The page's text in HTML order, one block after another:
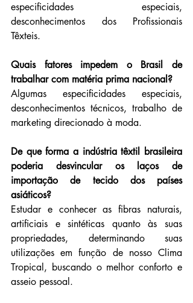
especificidades especiais,
desconhecimentos dos Profissionais
Têxteis.
Quais fatores impedem o Brasil de
trabalhar com matéria prima nacional?
Algumas especificidades especiais,
desconhecimentos técnicos, trabalho de
marketing direcionado à moda.
De que forma a indústria têxtil brasileira
poderia desvincular os laços de
importação de tecido dos países
asiáticos?
Estudar e conhecer as fibras naturais,
artificiais e sintéticas quanto às suas
propriedades, determinando suas
utilizações em função de nosso Clima
Tropical, buscando o melhor conforto e
asseio pessoal.